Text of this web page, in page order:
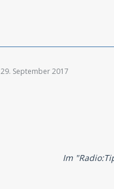
29. September 2017
Im